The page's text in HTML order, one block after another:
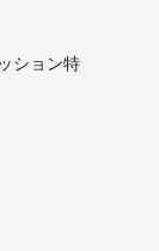
ション特